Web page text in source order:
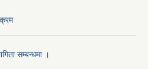
सम्बन्धमा ।